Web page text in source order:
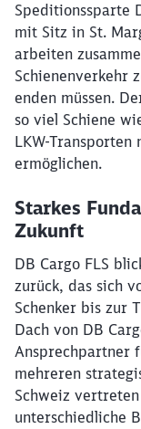
Speditionssparte
mit Sitz in St.
arbeiten
Schienenverkehr
enden müssen.
so viel Schiene
LKW-Transporten
ermöglichen.
Starkes
Zukunft
DB Cargo FLS
zurück, das sich
Schenker bis zur
Dach von DB
Ansprechpartner
mehreren
Schweiz
unterschiedliche